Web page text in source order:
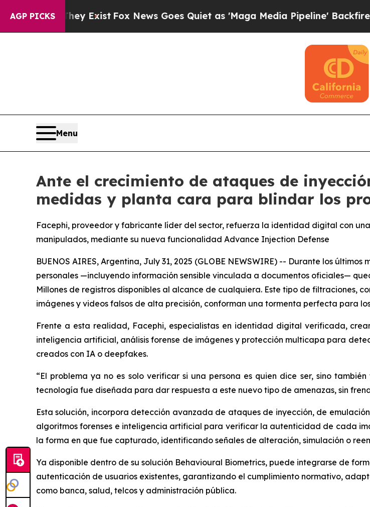
AGP PICKS
They ExistFox News Goes Quiet as 'Maga Media Pipeline' Backfires
Menu
Ante el crecimiento de ataques de
medidas y planta cara para blindar los
Facephi, proveedor y fabricante líder del sector, refuerza la identidad digital con
manipulados, mediante su nueva funcionalidad Advance Injection Defense
BUENOS AIRES, Argentina, July 31, 2025 (GLOBE NEWSWIRE) -- Durante los
personales —incluyendo información sensible vinculada a documentos oficiales—
Millones de registros disponibles al alcance de cualquiera. Este tipo de filtraciones,
imágenes y videos falsos de alta precisión, conforman una tormenta perfecta para
Frente a esta realidad, Facephi, especialistas en identidad digital verificada,
inteligencia artificial, análisis forense de imágenes y protección multicapa para
creados con IA o deepfakes.
“El problema ya no es solo verificar si una persona es quien dice ser, sino
tecnología fue diseñada para dar respuesta a este nuevo tipo de amenazas, sin
Esta solución, incorpora detección avanzada de ataques de inyección, de
algoritmos forenses e inteligencia artificial para verificar la autenticidad de cada
la forma en que fue capturado, identificando señales de alteración, simulación o
Ya disponible dentro de su solución Behavioural Biometrics, puede integrarse de
autenticación de usuarios existentes, garantizando el cumplimiento normativo,
como banca, salud, telcos y administración pública.